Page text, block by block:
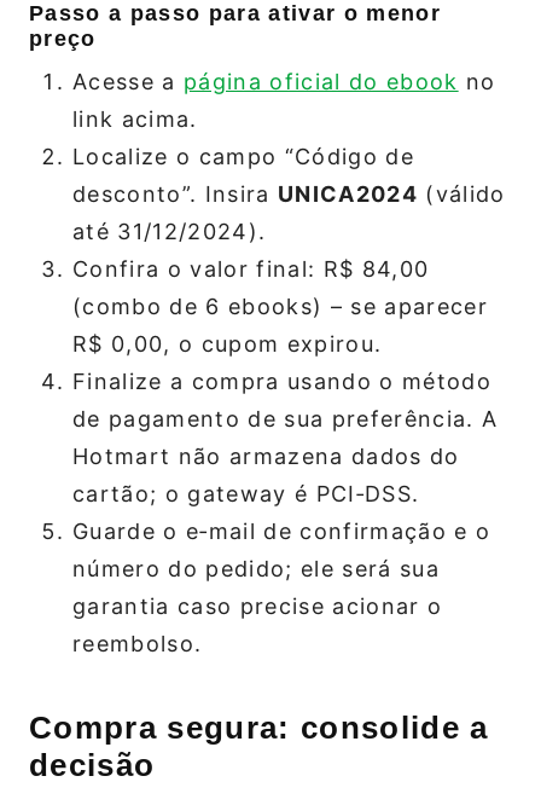
Passo a passo para ativar o menor
preço
Acesse a página oficial do ebook no
link acima.
Localize o campo “Código de
desconto”. Insira UNICA2024 (válido
até 31/12/2024).
Confira o valor final: R$ 84,00
(combo de 6 ebooks) – se aparecer
R$ 0,00, o cupom expirou.
Finalize a compra usando o método
de pagamento de sua preferência. A
Hotmart não armazena dados do
cartão; o gateway é PCI‑DSS.
Guarde o e‑mail de confirmação e o
número do pedido; ele será sua
garantia caso precise acionar o
reembolso.
Compra segura: consolide a
decisão